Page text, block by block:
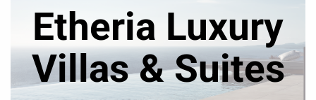
Etheria Luxury
Villas & Suites